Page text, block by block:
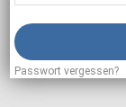
Passwort vergessen?